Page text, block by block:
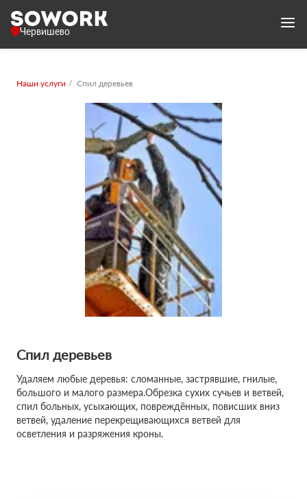
Червишево
Наши услуги Спил деревьев
Спил деревьев
Удаляем любые деревья: сломанные, застрявшие, гнилые,
большого и малого размера.Обрезка сухих сучьев и ветвей,
спил больных, усыхающих, повреждённых, повисших вниз
ветвей, удаление перекрещивающихся ветвей для
осветления и разряжения кроны.